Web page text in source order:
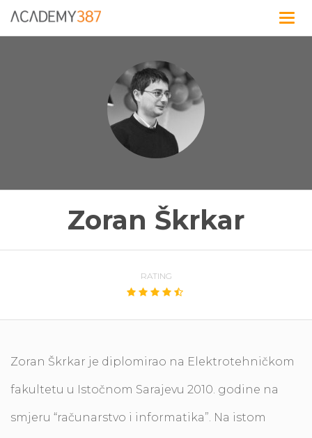
Zoran Škrkar
RATING
Zoran Škrkar je diplomirao na Elektrotehničkom
fakultetu u Istočnom Sarajevu 2010. godine na
smjeru “računarstvo i informatika”. Na istom